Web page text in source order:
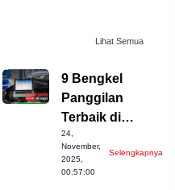
Lihat Semua
9 Bengkel
Panggilan
Terbaik di
Temanggung
untuk Anda
Coba!
24,
November,
2025,
00:57:00
Selengkapnya